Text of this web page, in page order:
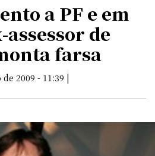
a PF e em
de
farsa
2009 - 11:39 |